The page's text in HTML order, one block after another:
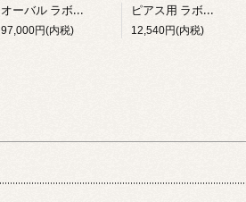
オーバル ラボグロウンダイヤモンド 2ct D/VS1/IGI鑑定書付 10.7mm
97,000円(内税)
ピアス用 ラボグロウンダイヤモンド 4.3mm 0.33ct 計0.66ct F/VS
12,540円(内税)